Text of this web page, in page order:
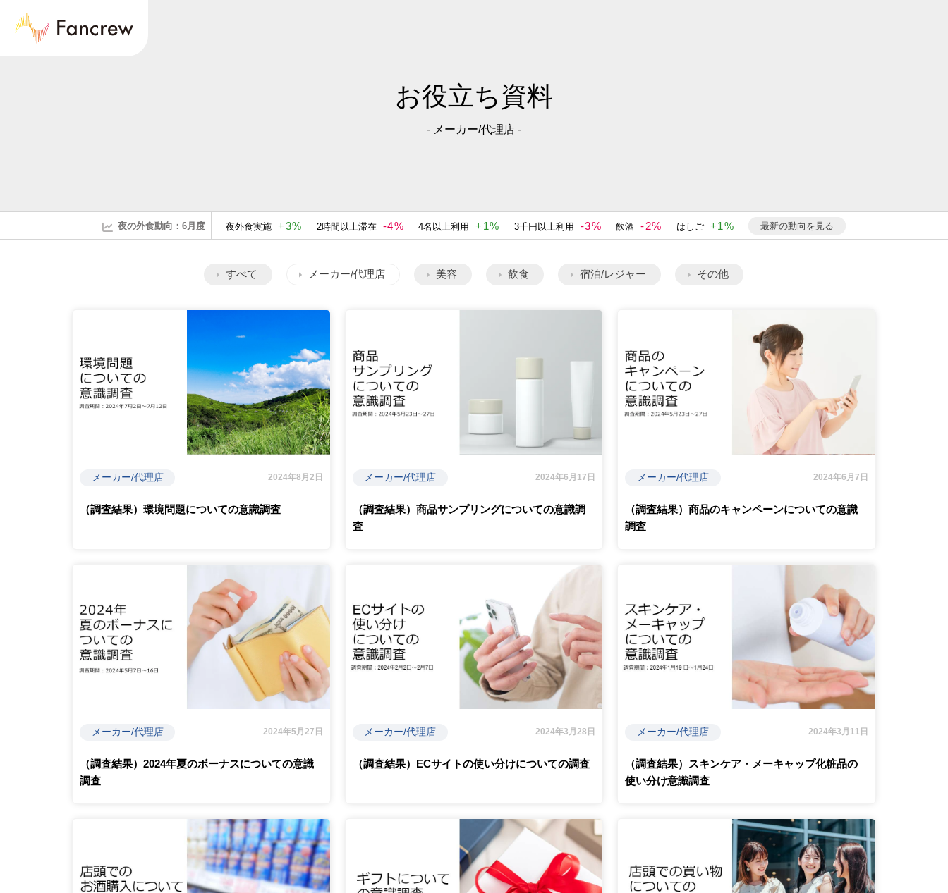
お役立ち資料
- メーカー/代理店 -
夜の外食動向：6月度 夜外食実施 +3% 2時間以上滞在 -4% 4名以上利用 +1% 3千円以上利用 -3% 飲酒 -2% はしご +1% 最新の動向を見る
すべて メーカー/代理店 美容 飲食 宿泊/レジャー その他
メーカー/代理店 2024年8月2日
（調査結果）環境問題についての意識調査
メーカー/代理店 2024年6月17日
（調査結果）商品サンプリングについての意識調
査
メーカー/代理店 2024年6月7日
（調査結果）商品のキャンペーンについての意識
調査
メーカー/代理店 2024年5月27日
（調査結果）2024年夏のボーナスについての意識
調査
メーカー/代理店 2024年3月28日
（調査結果）ECサイトの使い分けについての調査
メーカー/代理店 2024年3月11日
（調査結果）スキンケア・メーキャップ化粧品の
使い分け意識調査